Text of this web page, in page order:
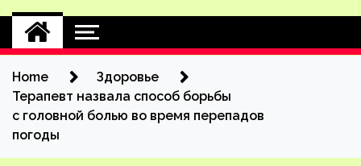
Home
Здоровье
Терапевт назвала способ борьбы
с головной болью во время перепадов
погоды